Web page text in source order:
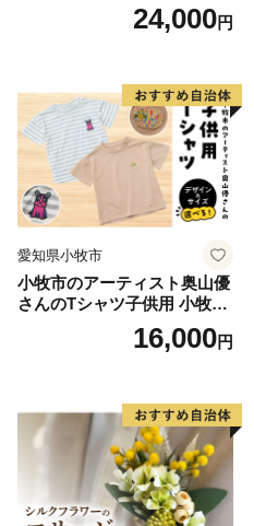
ト ハンドメイド レジンクラ
フト アクセサリーキット 手
24,000円
愛知県小牧市
小牧市のアーティスト奥山優
さんのTシャツ子供用 小牧市
16,000円